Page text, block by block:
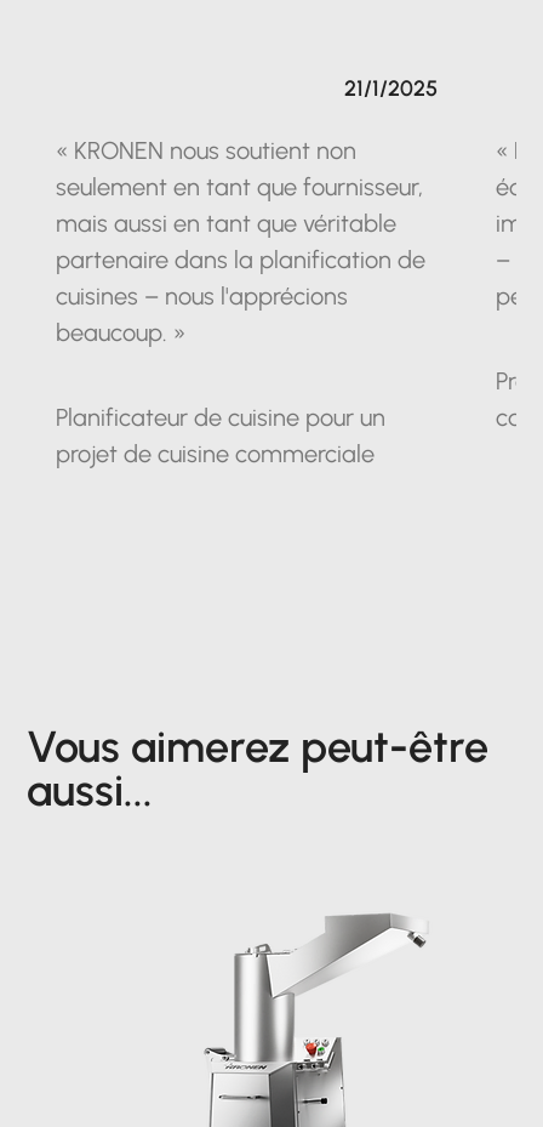
« KRONEN nous soutient non
seulement en tant que fournisseur,
mais aussi en tant que véritable
partenaire dans la planification de
cuisines – nous l'apprécions
beaucoup. »
Planificateur de cuisine pour un
projet de cuisine commerciale
21/1/2025
«
–
Vous aimerez peut-être
aussi...